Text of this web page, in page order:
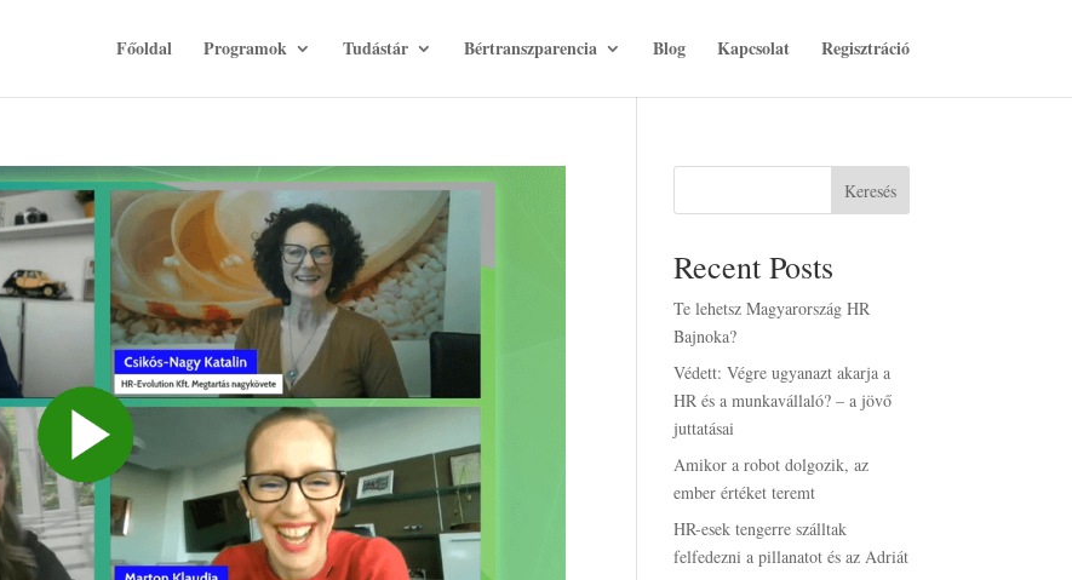
Főoldal Programok Tudástár Bértranszparencia Blog Kapcsolat Regisztráció
Keresés
Recent Posts
Te lehetsz Magyarország HR
Bajnoka?
Védett: Végre ugyanazt akarja a
HR és a munkavállaló? – a jövő
juttatásai
Amikor a robot dolgozik, az
ember értéket teremt
HR-esek tengerre szálltak
felfedezni a pillanatot és az Adriát